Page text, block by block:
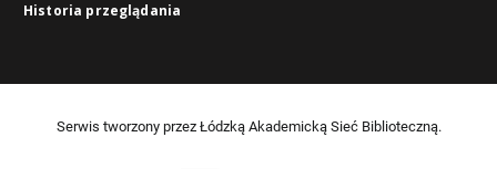
Historia przeglądania
Serwis tworzony przez Łódzką Akademicką Sieć Biblioteczną.